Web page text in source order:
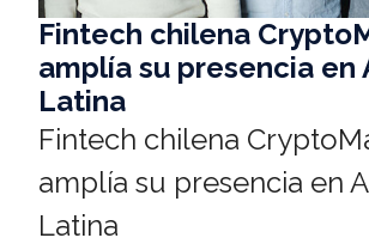
Fintech chilena
amplía su presencia en
Latina
Fintech chilena
amplía su presencia en
Latina